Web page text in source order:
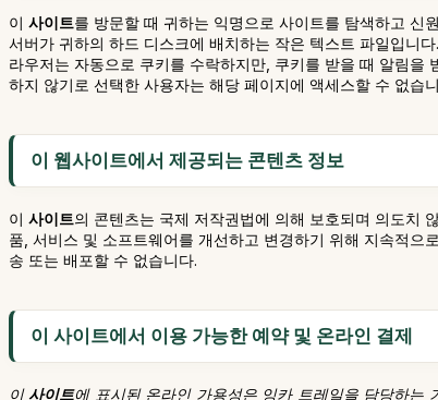
이 사이트를 방문할 때 귀하는 익명으로 사이트를 탐색하고 신
서버가 귀하의 하드 디스크에 배치하는 작은 텍스트 파일입니
라우저는 자동으로 쿠키를 수락하지만, 쿠키를 받을 때 알림
하지 않기로 선택한 사용자는 해당 페이지에 액세스할 수 없습
이 웹사이트에서 제공되는 콘텐츠 정보
이 사이트의 콘텐츠는 국제 저작권법에 의해 보호되며 의도치
품, 서비스 및 소프트웨어를 개선하고 변경하기 위해 지속적
송 또는 배포할 수 없습니다.
이 사이트에서 이용 가능한 예약 및 온라인 결제
이사이트에 표시된 온라인 가용성은 잉카 트레일을 담당하는